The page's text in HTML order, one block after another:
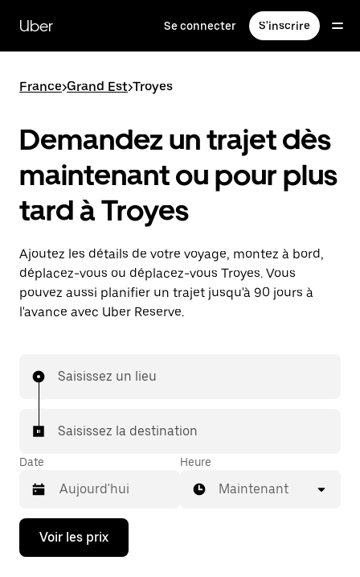
contenu
principal
Uber Se connecter S'inscrire
France>Grand Est>Troyes
Demandez un trajet dès
maintenant ou pour plus
tard à Troyes
Ajoutez les détails de votre voyage, montez à bord,
déplacez-vous ou déplacez-vous Troyes. Vous
pouvez aussi planifier un trajet jusqu'à 90 jours à
l'avance avec Uber Reserve.
Saisissez un lieu
Saisissez la destination
Date
Appuyez
la
Heure
Maintenant
Voir les prix